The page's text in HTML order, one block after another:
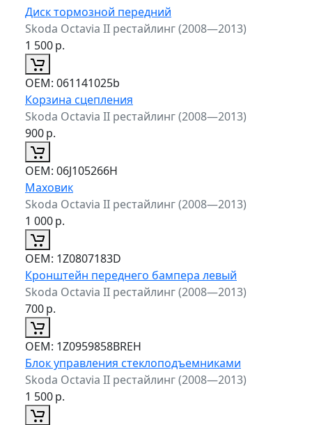
Диск тормозной передний
Skoda Octavia II рестайлинг (2008—2013)
1 500р.
ОЕМ: 061141025b
Корзина сцепления
Skoda Octavia II рестайлинг (2008—2013)
900р.
ОЕМ: 06J105266H
Маховик
Skoda Octavia II рестайлинг (2008—2013)
1 000р.
ОЕМ: 1Z0807183D
Кронштейн переднего бампера левый
Skoda Octavia II рестайлинг (2008—2013)
700р.
ОЕМ: 1Z0959858BREH
Блок управления стеклоподъемниками
Skoda Octavia II рестайлинг (2008—2013)
1 500р.